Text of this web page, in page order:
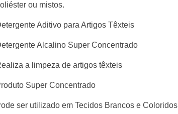
ou mistos.
Aditivo para Artigos Têxteis
Alcalino Super Concentrado
a limpeza de artigos têxteis
Super Concentrado
ser utilizado em Tecidos Brancos e Coloridos